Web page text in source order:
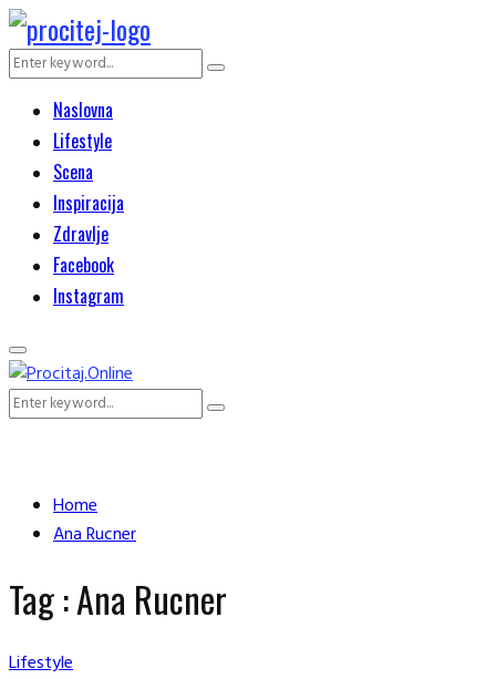
Search
Search
Naslovna
Lifestyle
Scena
Inspiracija
Zdravlje
Facebook
Instagram
Primary
Menu
Search
Search
Home
Ana Rucner
Tag : Ana Rucner
Lifestyle